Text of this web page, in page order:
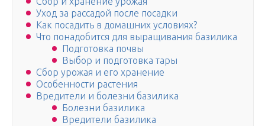
Уход за рассадой после посадки
Как посадить в домашних условиях?
Что понадобится для выращивания базилика
Подготовка почвы
Выбор и подготовка тары
Сбор урожая и его хранение
Особенности растения
Вредители и болезни базилика
Болезни базилика
Вредители базилика